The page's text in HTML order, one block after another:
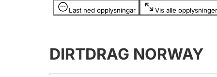
Last ned opplysningar Vis alle opplysninger
Opplysninger er skjult
DIRTDRAG NORWAY